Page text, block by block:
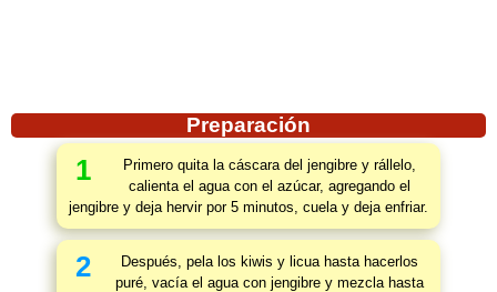
Preparación
1
Primero quita la cáscara del jengibre y rállelo,
calienta el agua con el azúcar, agregando el
jengibre y deja hervir por 5 minutos, cuela y deja enfriar.
2
Después, pela los kiwis y licua hasta hacerlos
puré, vacía el agua con jengibre y mezcla hasta